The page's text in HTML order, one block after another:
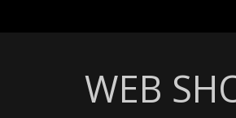
WEB